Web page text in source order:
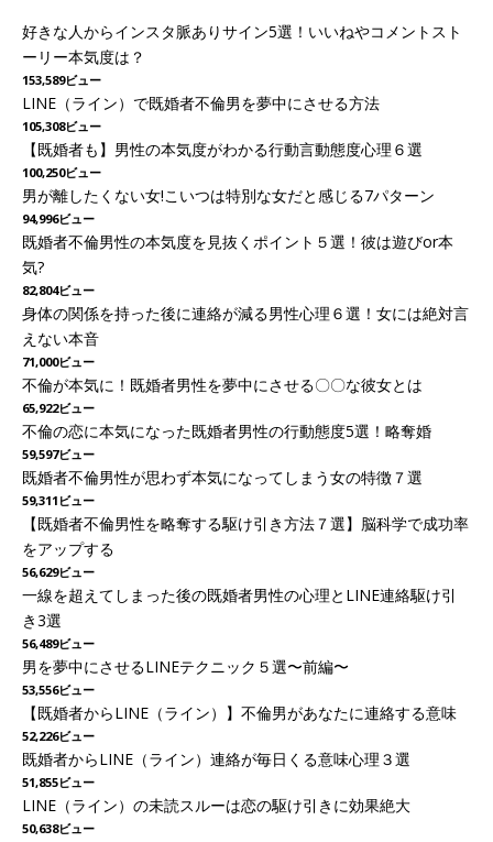
好きな人からインスタ脈ありサイン5選！いいねやコメントスト
ーリー本気度は？
153,589ビュー
LINE（ライン）で既婚者不倫男を夢中にさせる方法
105,308ビュー
【既婚者も】男性の本気度がわかる行動言動態度心理６選
100,250ビュー
男が離したくない女!こいつは特別な女だと感じる7パターン
94,996ビュー
既婚者不倫男性の本気度を見抜くポイント５選！彼は遊びor本
気?
82,804ビュー
身体の関係を持った後に連絡が減る男性心理６選！女には絶対言
えない本音
71,000ビュー
不倫が本気に！既婚者男性を夢中にさせる〇〇な彼女とは
65,922ビュー
不倫の恋に本気になった既婚者男性の行動態度5選！略奪婚
59,597ビュー
既婚者不倫男性が思わず本気になってしまう女の特徴７選
59,311ビュー
【既婚者不倫男性を略奪する駆け引き方法７選】脳科学で成功率
をアップする
56,629ビュー
一線を超えてしまった後の既婚者男性の心理とLINE連絡駆け引
き3選
56,489ビュー
男を夢中にさせるLINEテクニック５選〜前編〜
53,556ビュー
【既婚者からLINE（ライン）】不倫男があなたに連絡する意味
52,226ビュー
既婚者からLINE（ライン）連絡が毎日くる意味心理３選
51,855ビュー
LINE（ライン）の未読スルーは恋の駆け引きに効果絶大
50,638ビュー